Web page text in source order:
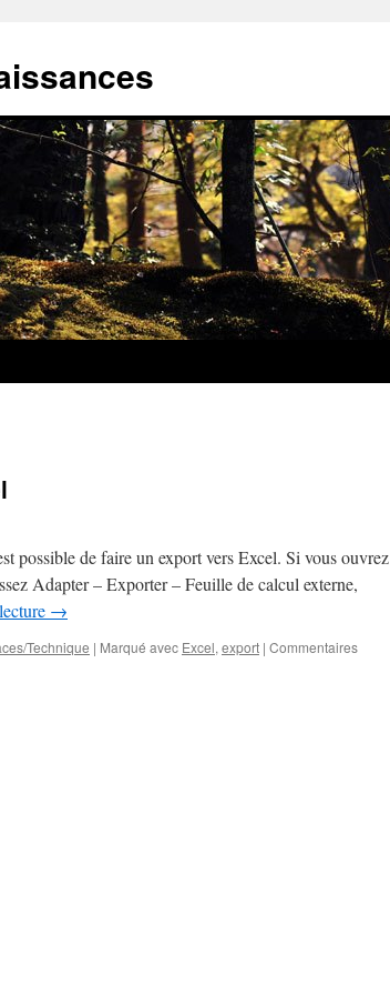
possible de faire un export vers Excel. Si vous ouvrez
Adapter – Exporter – Feuille de calcul externe,
→
Technique | Marqué avec Excel, export | Commentaires